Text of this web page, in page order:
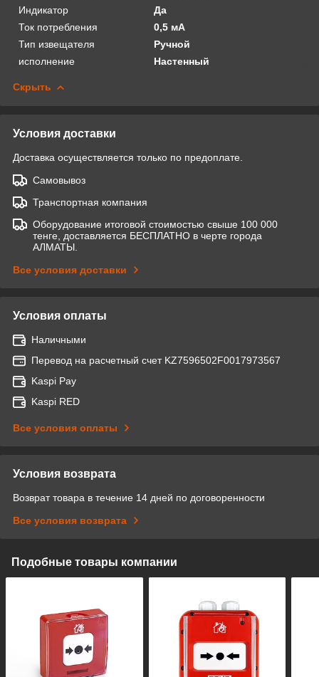
Индикатор
Да
Ток потребления
0,5 мА
Тип извещателя
Ручной
исполнение
Настенный
Скрыть
Условия доставки
Доставка осуществляется только по предоплате.
Самовывоз
Транспортная компания
Оборудование итоговой стоимостью свыше 100 000
тенге, доставляется БЕСПЛАТНО в черте города
АЛМАТЫ.
Все условия доставки
Условия оплаты
Наличными
Перевод на расчетный счет KZ7596502F0017973567
Kaspi Pay
Kaspi RED
Все условия оплаты
Условия возврата
Возврат товара в течение 14 дней по договоренности
Все условия возврата
Подобные товары компании